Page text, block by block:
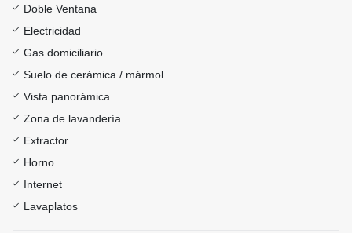
Doble Ventana
Electricidad
Gas domiciliario
Suelo de cerámica / mármol
Vista panorámica
Zona de lavandería
Extractor
Horno
Internet
Lavaplatos